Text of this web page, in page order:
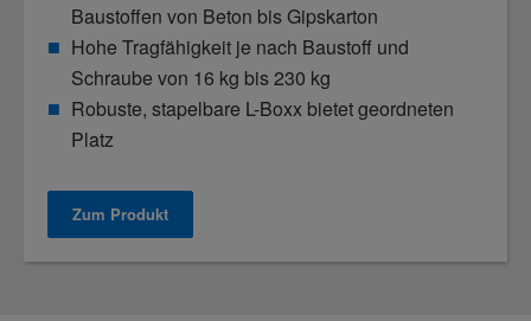
Baustoffen von Beton bis Gipskarton
Hohe Tragfähigkeit je nach Baustoff und
Schraube von 16 kg bis 230 kg
Robuste, stapelbare L-Boxx bietet geordneten
Platz
Zum Produkt